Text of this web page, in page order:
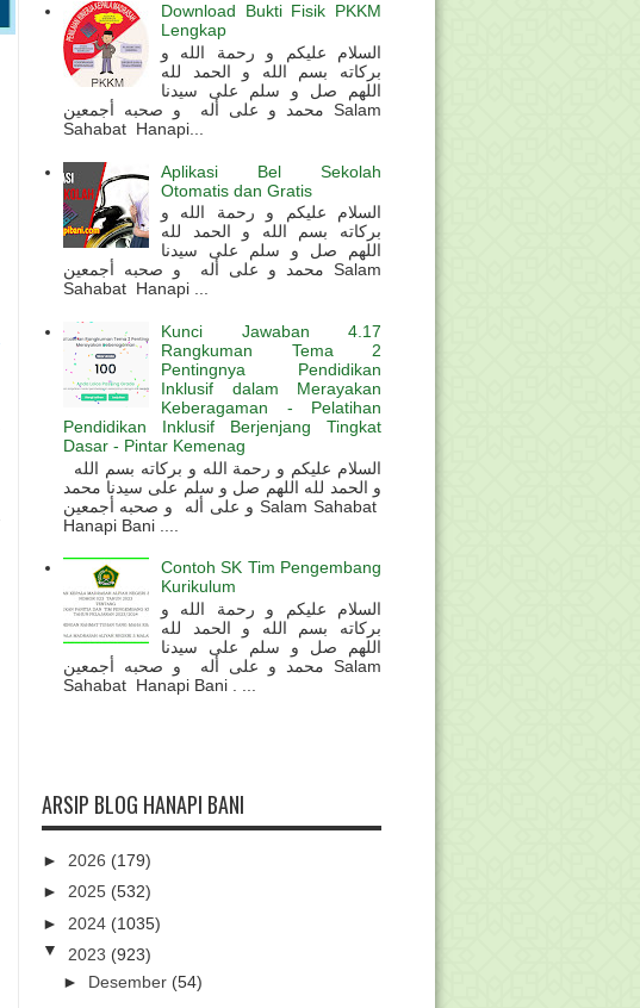
Download Bukti Fisik PKKM
Lengkap
السلام عليكم و رحمة الله و
بركاته بسم الله و الحمد لله
اللهم صل و سلم على سيدنا
محمد و على أله و صحبه أجمعين Salam
Sahabat Hanapi...
Aplikasi Bel Sekolah
Otomatis dan Gratis
السلام عليكم و رحمة الله و
بركاته بسم الله و الحمد لله
اللهم صل و سلم على سيدنا
محمد و على أله و صحبه أجمعين Salam
Sahabat Hanapi ...
Kunci Jawaban 4.17
Rangkuman Tema 2
Pentingnya Pendidikan
Inklusif dalam Merayakan
Keberagaman - Pelatihan
Pendidikan Inklusif Berjenjang Tingkat
Dasar - Pintar Kemenag
و الحمد لله اللهم صل و سلم على سيدنا محمد
و على أله و صحبه أجمعين Salam Sahabat
Hanapi Bani ....
Contoh SK Tim Pengembang
Kurikulum
السلام عليكم و رحمة الله و
بركاته بسم الله و الحمد لله
اللهم صل و سلم على سيدنا
محمد و على أله و صحبه أجمعين Salam
Sahabat Hanapi Bani . ...
ARSIP BLOG HANAPI BANI
► 2026 (179)
► 2025 (532)
► 2024 (1035)
▼ 2023 (923)
► Desember (54)